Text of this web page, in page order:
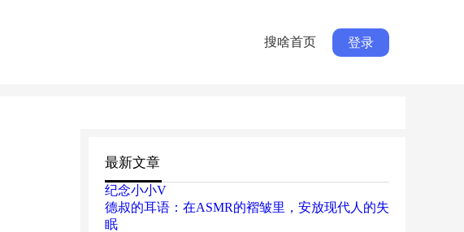
搜啥首页 登录
最新文章
纪念小小V
德叔的耳语：在ASMR的褶皱里，安放现代人的失
眠